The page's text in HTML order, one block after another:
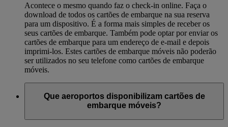
Acontece o mesmo quando faz o check-in online. Faça o
download de todos os cartões de embarque na sua reserva
para um dispositivo. É a forma mais simples de receber os
seus cartões de embarque. Também pode optar por enviar os
cartões de embarque para um endereço de e-mail e depois
imprimi-los. Estes cartões de embarque móveis não poderão
ser utilizados no seu telefone como cartões de embarque
móveis.
Que aeroportos disponibilizam cartões de
embarque móveis?